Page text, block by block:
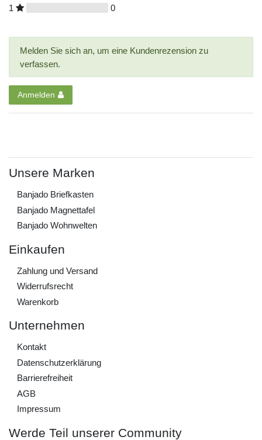
1
0
Melden Sie sich an, um eine Kundenrezension zu
verfassen.
Anmelden
Unsere Marken
Banjado Briefkasten
Banjado Magnettafel
Banjado Wohnwelten
Einkaufen
Zahlung und Versand
Widerrufs­recht
Warenkorb
Unternehmen
Kontakt
Daten­schutz­erklärung
Barrierefreiheit
AGB
Impressum
Werde Teil unserer Community